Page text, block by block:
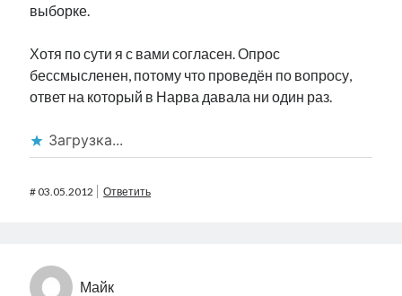
выборке.
Хотя по сути я с вами согласен. Опрос
бессмысленен, потому что проведён по вопросу,
ответ на который в Нарва давала ни один раз.
Загрузка...
#03.05.2012 Ответить
Майк